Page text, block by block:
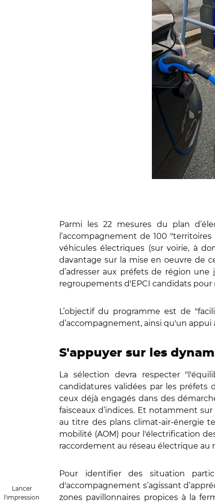
Lancer
l'impression
Parmi les 22 mesures du plan
l’accompagnement de 100
véhicules électriques (sur voirie, à
davantage sur la mise en oeuvre de
d’adresser aux préfets de région une
regroupements d'EPCI candidats pour
L’objectif du programme est de
d’accompagnement, ainsi qu'un
S'appuyer sur les
La sélection devra respecter
candidatures validées par les préfets
ceux déjà engagés dans des
faisceaux d’indices. Et notamment
au titre des plans climat-air-énergie
mobilité (AOM) pour l'électrification
raccordement au réseau électrique au
Pour identifier des situation
d'accompagnement s’agissant
zones pavillonnaires propices à la